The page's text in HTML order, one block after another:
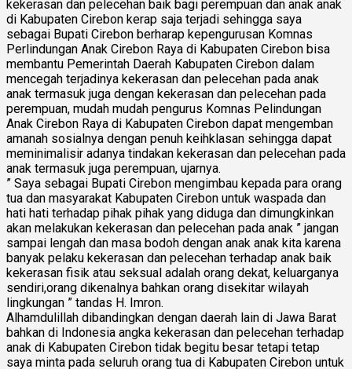
kekerasan dan pelecehan baik bagi perempuan dan anak anak
di Kabupaten Cirebon kerap saja terjadi sehingga saya
sebagai Bupati Cirebon berharap kepengurusan Komnas
Perlindungan Anak Cirebon Raya di Kabupaten Cirebon bisa
membantu Pemerintah Daerah Kabupaten Cirebon dalam
mencegah terjadinya kekerasan dan pelecehan pada anak
anak termasuk juga dengan kekerasan dan pelecehan pada
perempuan, mudah mudah pengurus Komnas Pelindungan
Anak Cirebon Raya di Kabupaten Cirebon dapat mengemban
amanah sosialnya dengan penuh keihklasan sehingga dapat
meminimalisir adanya tindakan kekerasan dan pelecehan pada
anak termasuk juga perempuan, ujarnya.
” Saya sebagai Bupati Cirebon mengimbau kepada para orang
tua dan masyarakat Kabupaten Cirebon untuk waspada dan
hati hati terhadap pihak pihak yang diduga dan dimungkinkan
akan melakukan kekerasan dan pelecehan pada anak ” jangan
sampai lengah dan masa bodoh dengan anak anak kita karena
banyak pelaku kekerasan dan pelecehan terhadap anak baik
kekerasan fisik atau seksual adalah orang dekat, keluarganya
sendiri,orang dikenalnya bahkan orang disekitar wilayah
lingkungan ” tandas H. Imron.
Alhamdulillah dibandingkan dengan daerah lain di Jawa Barat
bahkan di Indonesia angka kekerasan dan pelecehan terhadap
anak di Kabupaten Cirebon tidak begitu besar tetapi tetap
saya minta pada seluruh orang tua di Kabupaten Cirebon untuk